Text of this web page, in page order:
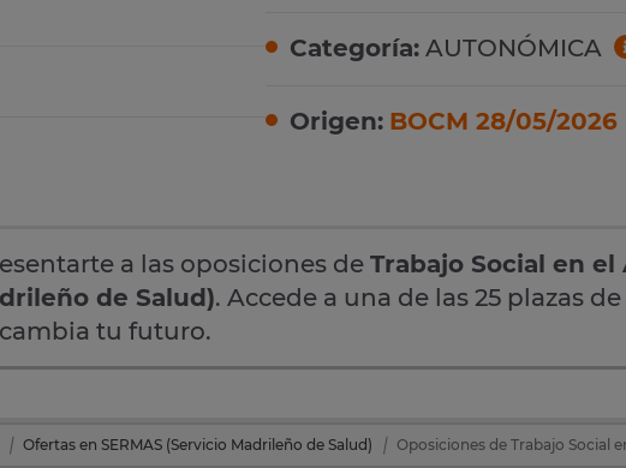
Categoría: AUTONÓMICA
Origen: BOCM 28/05/2026
a las oposiciones de Trabajo Social en
de Salud). Accede a una de las 25 plazas de
tu futuro.
Ofertas en SERMAS (Servicio Madrileño de Salud) Oposiciones de Trabajo Social